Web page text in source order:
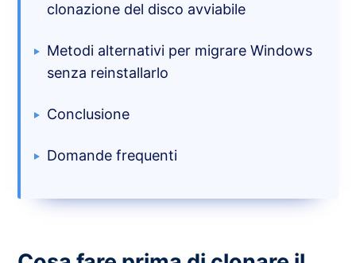
clonazione del disco avviabile
Metodi alternativi per migrare Windows
senza reinstallarlo
Conclusione
Domande frequenti